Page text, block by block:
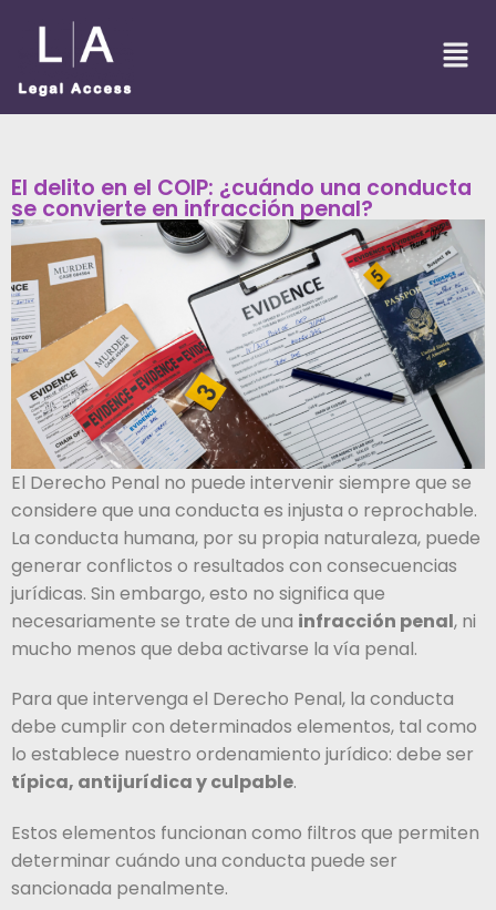
El delito en el COIP: ¿cuándo una conducta
se convierte en infracción penal?
El Derecho Penal no puede intervenir siempre que se
considere que una conducta es injusta o reprochable.
La conducta humana, por su propia naturaleza, puede
generar conflictos o resultados con consecuencias
jurídicas. Sin embargo, esto no significa que
necesariamente se trate de una infracción penal, ni
mucho menos que deba activarse la vía penal.
Para que intervenga el Derecho Penal, la conducta
debe cumplir con determinados elementos, tal como
lo establece nuestro ordenamiento jurídico: debe ser
típica, antijurídica y culpable.
Estos elementos funcionan como filtros que permiten
determinar cuándo una conducta puede ser
sancionada penalmente.